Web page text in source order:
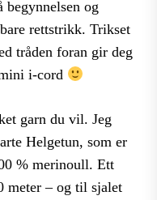
begynnelsen og
rettstrikk. Trikset
tråden foran gir deg
i-cord
garn du vil. Jeg
Helgetun, som er
% merinoull. Ett
meter – og til sjalet